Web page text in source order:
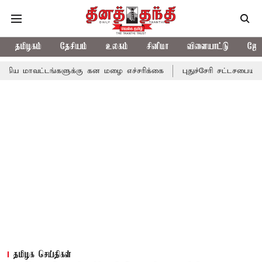
தமிழகம் தேசியம் உலகம் சினிமா விளையாட்டு
கன மழை எச்சரிக்கை புதுச்சேரி சட்டசபையில் வரும்
தமிழக செய்திகள்